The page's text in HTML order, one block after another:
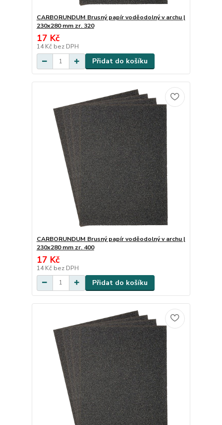
CARBORUNDUM Brusný papír voděodolný v archu |
230x280 mm zr. 320
17 Kč
14 Kč bez DPH
Přidat do košíku
CARBORUNDUM Brusný papír voděodolný v archu |
230x280 mm zr. 400
17 Kč
14 Kč bez DPH
Přidat do košíku